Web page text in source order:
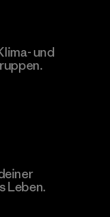
und
Leben.